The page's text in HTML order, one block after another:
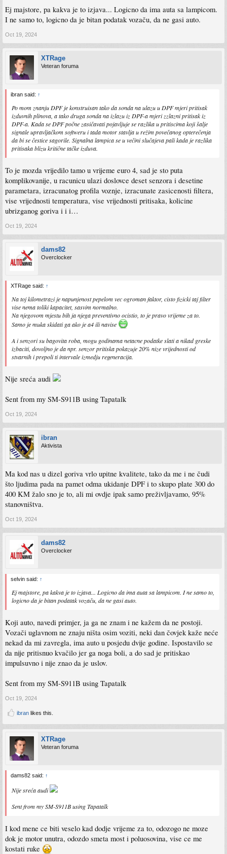
Ej majstore, pa kakva je to izjava... Logicno da ima auta sa lampicom.
I ne samo to, logicno da je bitan podatak vozaču, da ne gasi auto.
Oct 19, 2024
XTRage
Veteran foruma
ibran said: ↑
Po mom znanju DPF je konstruisan tako da sonda na ulazu u DPF mjeri pritisak
izduvnih plinova, a tako druga sonda na izlazu iz DPF-a mjeri zzlazni pritisak iz
DPF-a. Kada se DPF počne zasičavati pojavljuje se razlika u pritiscima koji šalje
signale upravljačkom softweru i tada motor stavlja u režim povečanog opterečenja
da bi se čestice sagorile. Signalna lampica se u večini slučajeva pali kada je razlika
pritisaka blizu kritične tačke izduva.
To je mozda vrijedilo tamo u vrijeme euro 4, sad je sto puta
komplikovanije, u racunicu ulazi doslovce deset senzora i desetine
parametara, izracunatog profila voznje, izracunate zasicenosti filtera,
vise vrijednosti temperatura, vise vrijednosti pritisaka, kolicine
ubrizganog goriva i i i…
Oct 19, 2024
dams82
Overclocker
XTRage said: ↑
Na toj kilometrazi je napunjenost pepelom vec ogroman faktor, cisto fizicki taj filter
vise nema toliki kapacitet, sasvim normalno.
Na njegovom mjestu bih ja njega preventivno ocistio, to je pravo vrijeme za to.
Samo je muka skidati ga ako je a4 ili navise
A i senzori su bagovita roba, mogu godinama netacne podatke slati a nikad greske
izbaciti, dovoljno je da npr. senzor pritiska pokazuje 20% nize vrijednosti od
stvarnih i prepoli ti intervale izmedju regeneracija.
Nije sreća audi
Sent from my SM-S911B using Tapatalk
Oct 19, 2024
ibran
Aktivista
Ma kod nas u dizel goriva vrlo upitne kvalitete, tako da me i ne čudi
što ljudima pada na pamet odma ukidanje DPF i to skupo plate 300 do
400 KM žalo sno je to, ali mi ovdje ipak samo preživljavamo, 95%
stanovništva.
Oct 19, 2024
dams82
Overclocker
selvin said: ↑
Ej majstore, pa kakva je to izjava... Logicno da ima auta sa lampicom. I ne samo to,
logicno da je bitan podatak vozaču, da ne gasi auto.
Koji auto, navedi primjer, ja ga ne znam i ne kažem da ne postoji.
Vozači uglavnom ne znaju ništa osim voziti, neki dan čovjek kaže neće
nekad da mi zavregla, ima auto u posjedu dvije godine. Ispostavilo se
da nije pritisnuo kvačilo jer ga noga boli, a do sad je pritiskao
impulsuvno i nije znao da je uslov.
Sent from my SM-S911B using Tapatalk
Oct 19, 2024
ibran likes this.
XTRage
Veteran foruma
dams82 said: ↑
Nije sreća audi
Sent from my SM-S911B using Tapatalk
I kod mene ce biti veselo kad dodje vrijeme za to, odozogo ne moze
dok je motor unutra, odozdo smeta most i poluosovina, vise ce me
kostati ruke